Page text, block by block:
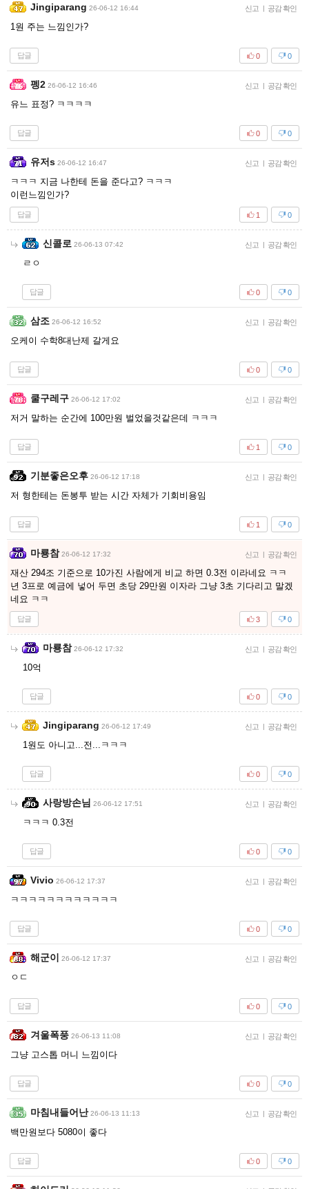
Jingiparang 26-06-12 16:44 신고 | 공감 확인
1원 주는 느낌인가?
답글 0
0
펭2 26-06-12 16:46 신고 | 공감 확인
유느 표정? ㅋㅋㅋㅋ
답글 0
0
유저s 26-06-12 16:47 신고 | 공감 확인
ㅋㅋㅋ 지금 나한테 돈을 준다고? ㅋㅋㅋ
이런느낌인가?
답글 0
1
신콜로 26-06-13 07:42 신고 | 공감 확인
ㄹㅇ
답글 0
0
삼조 26-06-12 16:52 신고 | 공감 확인
오케이 수학8대난제 갈게요
답글 0
0
쿨구레구 26-06-12 17:02 신고 | 공감 확인
저거 말하는 순간에 100만원 벌었을것같은데 ㅋㅋㅋ
답글 0
1
기분좋은오후 26-06-12 17:18 신고 | 공감 확인
저 형한테는 돈봉투 받는 시간 자체가 기회비용임
답글 0
1
마룡참 26-06-12 17:32 신고 | 공감 확인
재산 294조 기준으로 10가진 사람에게 비교 하면 0.3전 이라네요 ㅋㅋ
년 3프로 예금에 넣어 두면 초당 29만원 이자라 그냥 3초 기다리고 말겠
네요 ㅋㅋ
답글 0
3
마룡참 26-06-12 17:32 신고 | 공감 확인
10억
답글 0
0
Jingiparang 26-06-12 17:49 신고 | 공감 확인
1원도 아니고...전...ㅋㅋㅋ
답글 0
0
사랑방손님 26-06-12 17:51 신고 | 공감 확인
ㅋㅋㅋ 0.3전
답글 0
0
Vivio 26-06-12 17:37 신고 | 공감 확인
ㅋㅋㅋㅋㅋㅋㅋㅋㅋㅋㅋㅋ
답글 0
0
해군이 26-06-12 17:37 신고 | 공감 확인
ㅇㄷ
답글 0
0
겨울폭풍 26-06-13 11:08 신고 | 공감 확인
그냥 고스톱 머니 느낌이다
답글 0
0
마침내들어난 26-06-13 11:13 신고 | 공감 확인
백만원보다 5080이 좋다
답글 0
0